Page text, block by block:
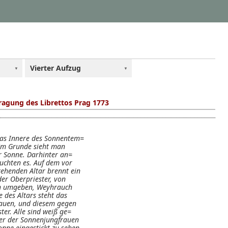
Vierter Aufzug
des Librettos Prag 1773
Innere des Sonnentem=
Grunde sieht man
Sonne. Darhinter an=
es. Auf dem vor
Altar brennt ein
Oberpriester, von
Weyhrauch
des Altars steht das
und diesem gegen
Alle sind weiß ge=
der Sonnenjungfrauen